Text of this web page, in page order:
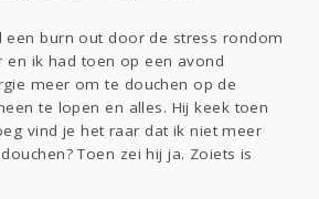
een burn out door de stress rondom
en ik had toen op een avond
meer om te douchen op de
te lopen en alles. Hij keek toen
vind je het raar dat ik niet meer
Toen zei hij ja. Zoiets is